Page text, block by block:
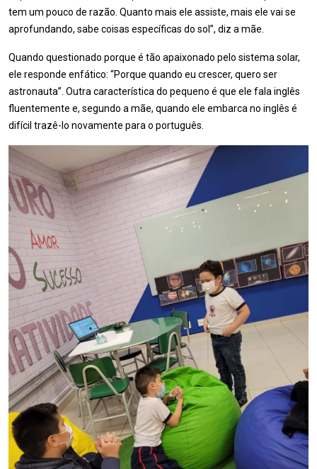
tem um pouco de razão. Quanto mais ele assiste, mais ele vai se
aprofundando, sabe coisas específicas do sol”, diz a mãe.
Quando questionado porque é tão apaixonado pelo sistema solar,
ele responde enfático: “Porque quando eu crescer, quero ser
astronauta”. Outra característica do pequeno é que ele fala inglês
fluentemente e, segundo a mãe, quando ele embarca no inglês é
difícil trazê-lo novamente para o português.